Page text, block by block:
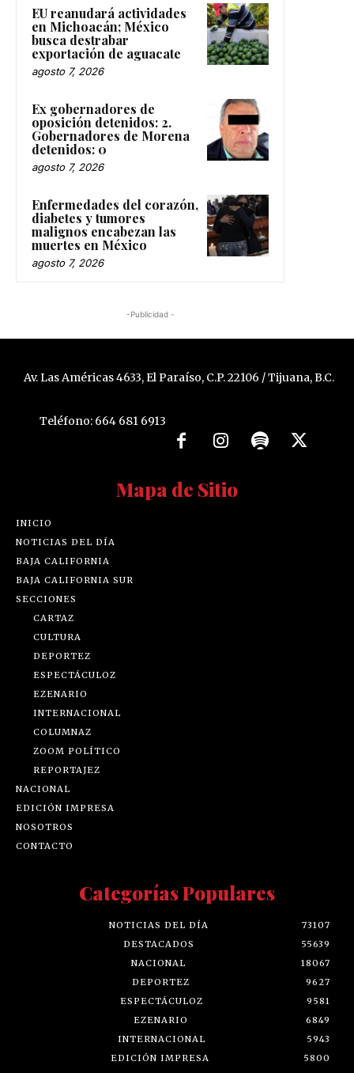
EU reanudará actividades
en Michoacán; México
busca destrabar
exportación de aguacate
agosto 7, 2026
Ex gobernadores de
oposición detenidos: 2.
Gobernadores de Morena
detenidos: 0
agosto 7, 2026
Enfermedades del corazón,
diabetes y tumores
malignos encabezan las
muertes en México
agosto 7, 2026
-Publicidad -
Av. Las Américas 4633, El Paraíso, C.P. 22106 / Tijuana, B.C.
Teléfono: 664 681 6913
Mapa de Sitio
INICIO
NOTICIAS DEL DÍA
BAJA CALIFORNIA
BAJA CALIFORNIA SUR
SECCIONES
CARTAZ
CULTURA
DEPORTEZ
ESPECTÁCULOZ
EZENARIO
INTERNACIONAL
COLUMNAZ
ZOOM POLÍTICO
REPORTAJEZ
NACIONAL
EDICIÓN IMPRESA
NOSOTROS
CONTACTO
Categorías Populares
NOTICIAS DEL DÍA
73107
DESTACADOS
55639
NACIONAL
18067
DEPORTEZ
9627
ESPECTÁCULOZ
9581
EZENARIO
6849
INTERNACIONAL
5943
EDICIÓN IMPRESA
5800